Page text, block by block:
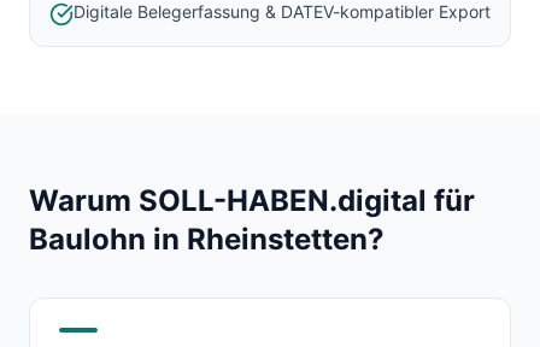
Digitale Belegerfassung & DATEV-kompatibler Export
Warum SOLL-HABEN.digital für
Baulohn in Rheinstetten?